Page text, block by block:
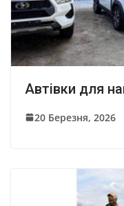
Автівки для
20 Березня, 2026